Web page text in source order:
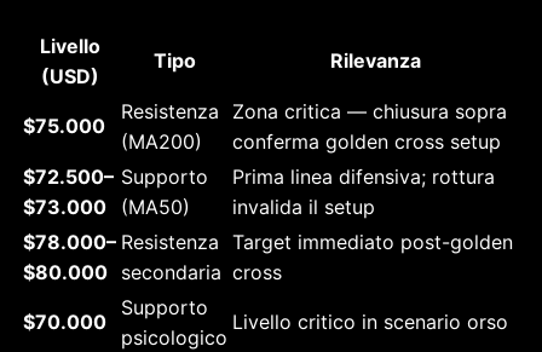
Livello
(USD)
Tipo Rilevanza
$75.000
Resistenza
(MA200)
Zona critica — chiusura sopra
conferma golden cross setup
$72.500–
$73.000
Supporto
(MA50)
Prima linea difensiva; rottura
invalida il setup
$78.000–
$80.000
Resistenza
secondaria
Target immediato post-golden
cross
$70.000
Supporto
psicologico
Livello critico in scenario orso